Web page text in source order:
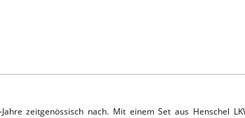
zeitgenössisch nach. Mit einem Set aus Henschel